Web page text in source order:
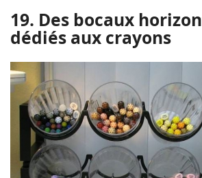
19. Des bocaux
dédiés aux crayons